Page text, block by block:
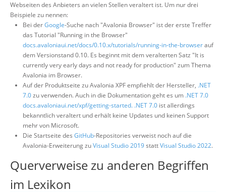
Webseiten des Anbieters an vielen Stellen veraltert ist. Um nur drei
Beispiele zu nennen:
Bei derGoogle-Suche nach "Avalonia Browser" ist der erste Treffer
das Tutorial "Running in the Browser"
docs.avaloniaui.net/docs/0.10.x/tutorials/running-in-the-browserauf
dem Versionstand 0.10. Es beginnt mit dem veralterten Satz "It is
currently very early days and not ready for production" zum Thema
Avalonia im Browser.
Auf der Produktseite zu Avalonia XPF empfiehlt der Hersteller, .NET
7.0zu verwenden. Auch in die Dokumentation geht es um .NET 7.0
docs.avaloniaui.net/xpf/getting-started. .NET 7.0 ist allerdings
bekanntlich veraltert und erhält keine Updates und keinen Support
mehr von Microsoft.
Die Startseite des GitHub-Repositories verweist noch auf die
Avalonia-Erweiterung zuVisual Studio 2019stattVisual Studio 2022.
Querverweise zu anderen Begriffen
im Lexikon